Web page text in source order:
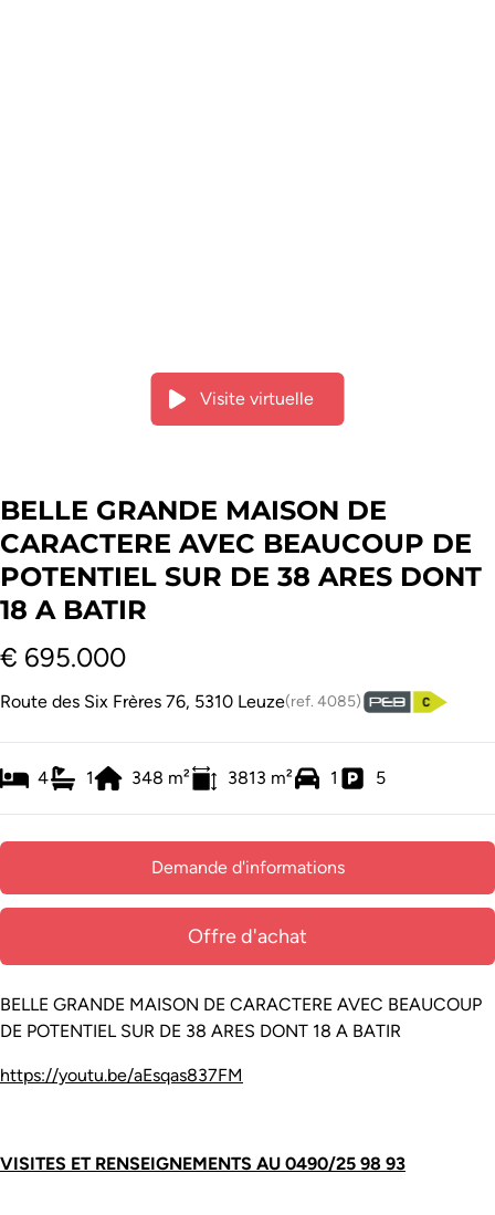
Visite virtuelle
BELLE GRANDE MAISON DE
CARACTERE AVEC BEAUCOUP DE
POTENTIEL SUR DE 38 ARES DONT
18 A BATIR
€ 695.000
Route des Six Frères 76, 5310 Leuze(ref. 4085)
4 1 348 m² 3813 m² 1 5
Demande d'informations
Offre d'achat
BELLE GRANDE MAISON DE CARACTERE AVEC BEAUCOUP
DE POTENTIEL SUR DE 38 ARES DONT 18 A BATIR
https://youtu.be/aEsqas837FM
VISITES ET RENSEIGNEMENTS AU 0490/25 98 93